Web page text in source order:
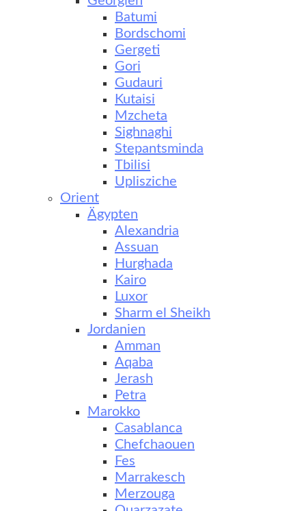
Batumi
Bordschomi
Gergeti
Gori
Gudauri
Kutaisi
Mzcheta
Sighnaghi
Stepantsminda
Tbilisi
Uplisziche
Orient
Ägypten
Alexandria
Assuan
Hurghada
Kairo
Luxor
Sharm el Sheikh
Jordanien
Amman
Aqaba
Jerash
Petra
Marokko
Casablanca
Chefchaouen
Fes
Marrakesch
Merzouga